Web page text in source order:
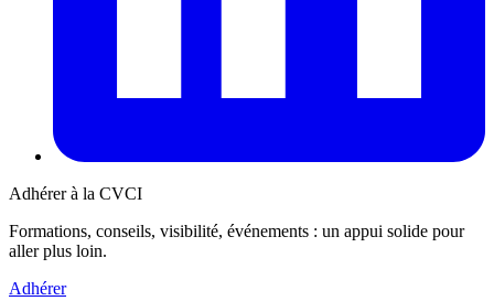
Adhérer à la CVCI
Formations, conseils, visibilité, événements : un appui solide pour
aller plus loin.
Adhérer